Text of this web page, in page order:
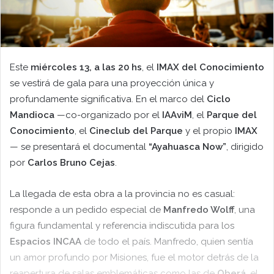
Este miércoles 13, a las 20 hs, el IMAX del Conocimiento
se vestirá de gala para una proyección única y
profundamente significativa. En el marco del Ciclo
Mandioca —co-organizado por el IAAviM, el Parque del
Conocimiento, el Cineclub del Parque y el propio IMAX
— se presentará el documental “Ayahuasca Now”, dirigido
por Carlos Bruno Cejas.
La llegada de esta obra a la provincia no es casual:
responde a un pedido especial de Manfredo Wolff, una
figura fundamental y referencia indiscutida para los
Espacios INCAA de todo el país. Manfredo, quien sentía
un amor profundo por Misiones, fue el motor detrás de la